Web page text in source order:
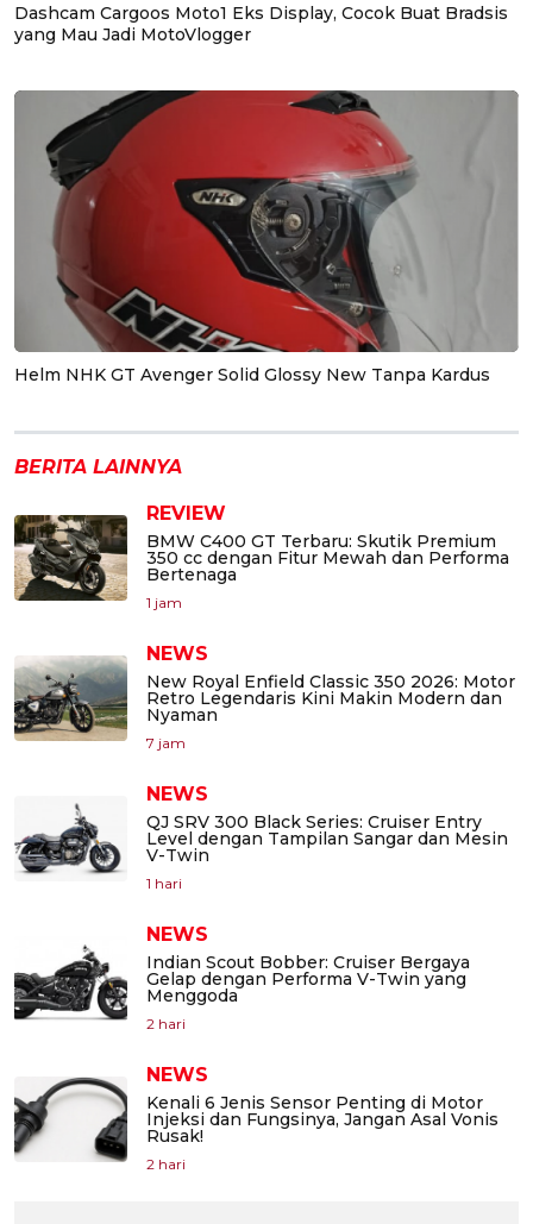
Dashcam Cargoos Moto1 Eks Display, Cocok Buat Bradsis
yang Mau Jadi MotoVlogger
Helm NHK GT Avenger Solid Glossy New Tanpa Kardus
BERITA LAINNYA
REVIEW
BMW C400 GT Terbaru: Skutik Premium
350 cc dengan Fitur Mewah dan Performa
Bertenaga
1 jam
NEWS
New Royal Enfield Classic 350 2026: Motor
Retro Legendaris Kini Makin Modern dan
Nyaman
7 jam
NEWS
QJ SRV 300 Black Series: Cruiser Entry
Level dengan Tampilan Sangar dan Mesin
V-Twin
1 hari
NEWS
Indian Scout Bobber: Cruiser Bergaya
Gelap dengan Performa V-Twin yang
Menggoda
2 hari
NEWS
Kenali 6 Jenis Sensor Penting di Motor
Injeksi dan Fungsinya, Jangan Asal Vonis
Rusak!
2 hari